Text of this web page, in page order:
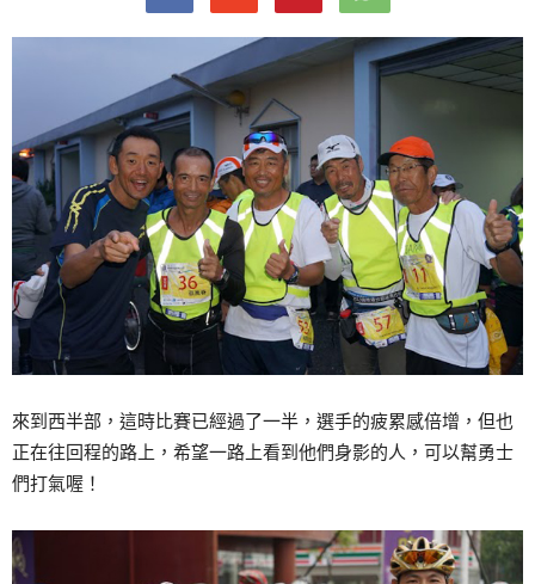
來到西半部，這時比賽已經過了一半，選手的疲累感倍增，但也
正在往回程的路上，希望一路上看到他們身影的人，可以幫勇士
們打氣喔！